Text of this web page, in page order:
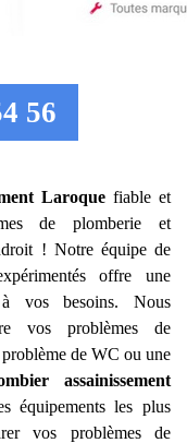
56
Laroquefiable et
de plomberie et
! Notre équipe de
offre une
vos besoins. Nous
vos problèmes de
de WC ou une
assainissement
équipements les plus
vos problèmes de